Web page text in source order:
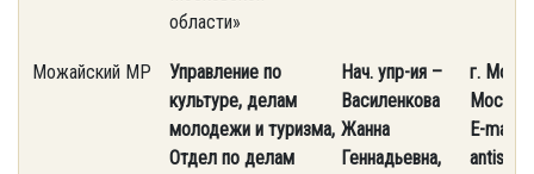
области»
Можайский МР
Управление по
культуре, делам
молодежи и туризма,
Отдел по делам
Нач. упр-ия –
Василенкова
Жанна
Геннадьевна,
г.
E-mail: